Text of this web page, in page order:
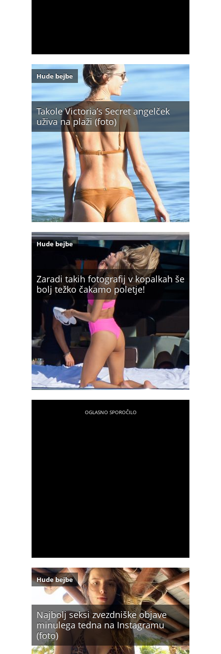
Takole Victoria’s Secret angelček
uživa na plaži (foto)
Hude bejbe
Zaradi takih fotografij v kopalkah še
bolj težko čakamo poletje!
Hude bejbe
Najbolj seksi zvezdniške objave
minulega tedna na Instagramu
(foto)
Hude bejbe